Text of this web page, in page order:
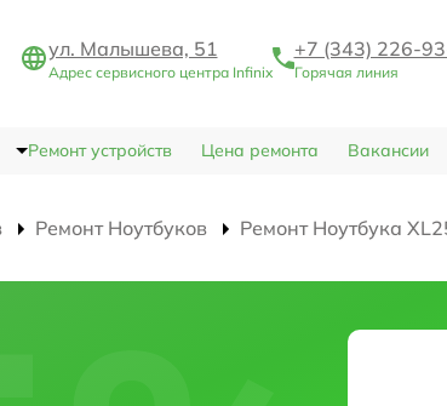
ул. Малышева, 51
Адрес сервисного центра Infinix
+7 (343) 226-
Горячая линия
Ремонт устройств Цена ремонта Вакансии
Ремонт Ноутбуков Ремонт Ноутбука